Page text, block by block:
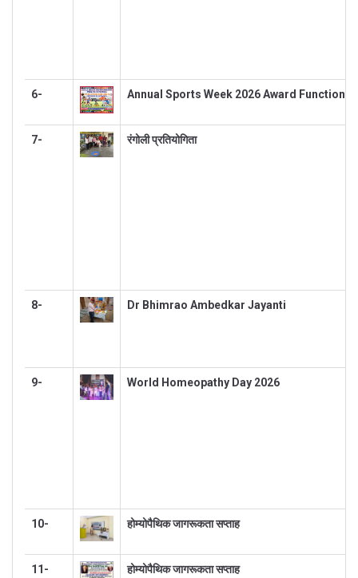
6- Annual Sports Week 2026 Award Function
7- रंगोली प्रतियोगिता
8- Dr Bhimrao Ambedkar Jayanti
9- World Homeopathy Day 2026
10- होम्योपैथिक जागरूकता सप्ताह
11- होम्योपैथिक जागरूकता सप्ताह